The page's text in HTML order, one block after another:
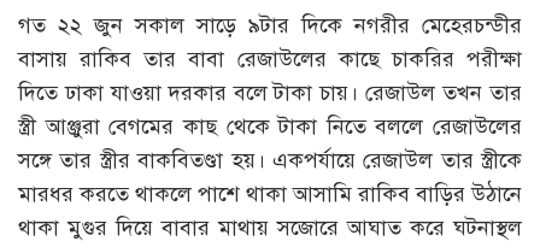
গত ২২ জুন সকাল সাড়ে ৯টার দিকে নগরীর মেহেরচন্ডীর
বাসায় রাকিব তার বাবা রেজাউলের কাছে চাকরির পরীক্ষা
দিতে ঢাকা যাওয়া দরকার বলে টাকা চায়। রেজাউল তখন তার
স্ত্রী আঞ্জুরা বেগমের কাছ থেকে টাকা নিতে বললে রেজাউলের
সঙ্গে তার স্ত্রীর বাকবিতণ্ডা হয়। একপর্যায়ে রেজাউল তার স্ত্রীকে
মারধর করতে থাকলে পাশে থাকা আসামি রাকিব বাড়ির উঠানে
থাকা মুগুর দিয়ে বাবার মাথায় সজোরে আঘাত করে ঘটনাস্থল